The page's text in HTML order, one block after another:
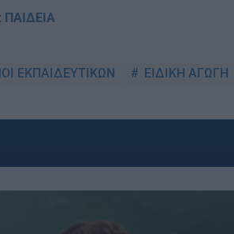
ΠΑΙΔΕΙΑ
ΕΚΠΑΙΔΕΥΤΙΚΩΝ ΕΙΔΙΚΗ ΑΓΩΓΗ